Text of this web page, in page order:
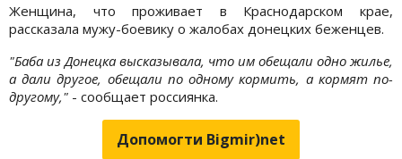
Женщина, что проживает в Краснодарском крае,
рассказала мужу-боевику о жалобах донецких беженцев.
"Баба из Донецка высказывала, что им обещали одно жилье,
а дали другое, обещали по одному кормить, а кормят по-
другому," - сообщает россиянка.
Допомогти Bigmir)net